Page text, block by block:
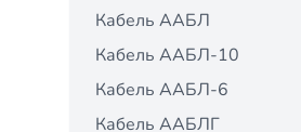
Кабель ААБЛ
Кабель ААБЛ-10
Кабель ААБЛ-6
Кабель ААБЛГ